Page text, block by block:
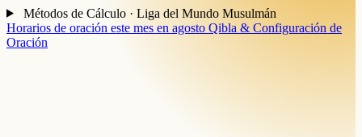
Métodos de Cálculo · Liga del Mundo Musulmán
Horarios de oración este mes en agosto Qibla & Configuración de
Oración